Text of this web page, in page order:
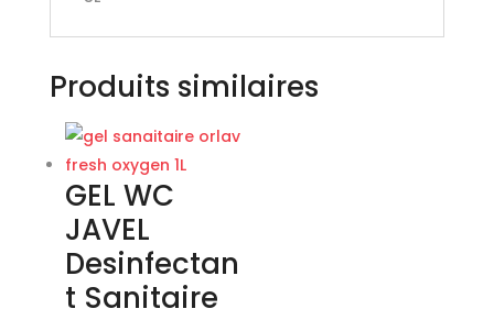
Produits similaires
GEL WC
JAVEL
Desinfectan
t Sanitaire